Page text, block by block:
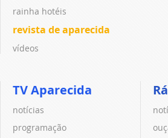
rainha hotéis
revista de aparecida
vídeos
TV Aparecida
notícias
programação